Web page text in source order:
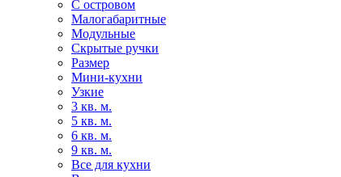
С островом
Малогабаритные
Модульные
Скрытые ручки
Размер
Мини-кухни
Узкие
3 кв. м.
5 кв. м.
6 кв. м.
9 кв. м.
Все для кухни